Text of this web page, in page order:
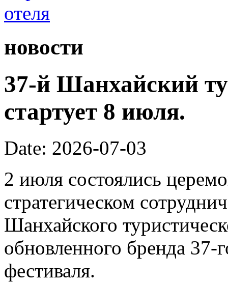
новости
37-й Шанхайский
стартует 8 июля.
Date: 2026-07-03
2 июля состоялись
стратегическом
Шанхайского
обновленного бренда 37-
фестиваля.